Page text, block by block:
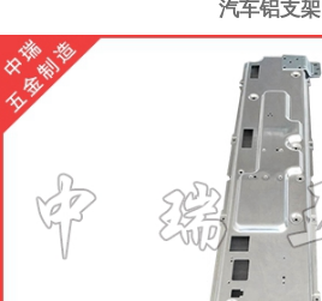
油门踏板支架
汽车电子接插件
接线端子
汽车铝支架